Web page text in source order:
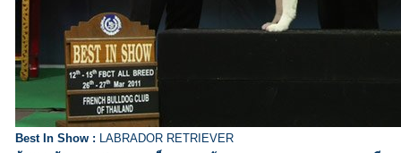
Best In Show : LABRADOR RETRIEVER